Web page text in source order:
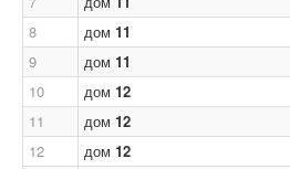
8
дом 11
9
дом 11
10
дом 12
11
дом 12
12
дом 12